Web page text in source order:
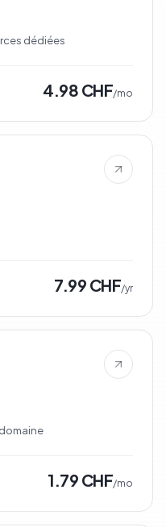
dédiées
4.98 CHF/mo
7.99 CHF/yr
1.79 CHF/mo